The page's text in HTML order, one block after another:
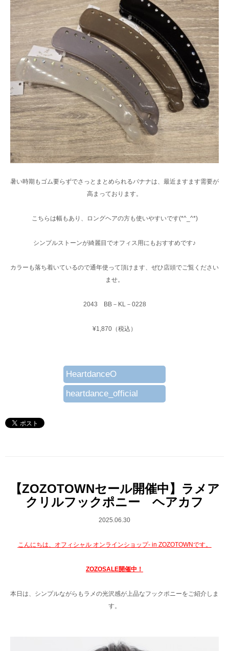
暑い時期もゴム要らずでさっとまとめられるバナナは、最近ますます需要が
高まっております。
こちらは幅もあり、ロングヘアの方も使いやすいです(*^_^*)
シンプルストーンが綺麗目でオフィス用にもおすすめです♪
カラーも落ち着いているので通年使って頂けます、ぜひ店頭でご覧ください
ませ。
2043 BB－KL－0228
¥1,870（税込）
HeartdanceO
heartdance_official
【ZOZOTOWNセール開催中】ラメア
クリルフックポニー ヘアカフ
2025.06.30
こんにちは、オフィシャル オンラインショップ- in ZOZOTOWNです。
ZOZOSALE開催中！
本日は、シンプルながらもラメの光沢感が上品なフックポニーをご紹介しま
す。